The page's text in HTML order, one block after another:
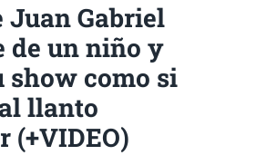
Gabriel
de un niño y
show como si
llanto
(+VIDEO)